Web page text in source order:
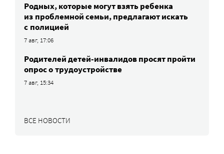
Родных, которые могут взять ребенка
из проблемной семьи, предлагают искать
с полицией
7 авг, 17:06
Родителей детей-инвалидов просят пройти
опрос о трудоустройстве
7 авг, 15:34
ВСЕ НОВОСТИ